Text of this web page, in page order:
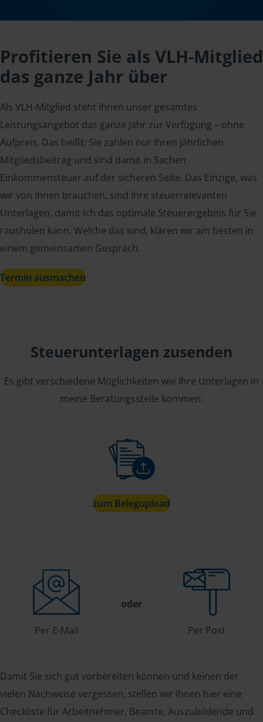
Profitieren Sie als VLH-Mitglied
das ganze Jahr über
Als VLH-Mitglied steht Ihnen unser gesamtes
Leistungsangebot das ganze Jahr zur Verfügung – ohne
Aufpreis. Das heißt: Sie zahlen nur Ihren jährlichen
Mitgliedsbeitrag und sind damit in Sachen
Einkommensteuer auf der sicheren Seite. Das Einzige, was
wir von Ihnen brauchen, sind Ihre steuerrelevanten
Unterlagen, damit ich das optimale Steuerergebnis für Sie
rausholen kann. Welche das sind, klären wir am besten in
einem gemeinsamen Gespräch.
Termin ausmachen
Steuerunterlagen zusenden
Es gibt verschiedene Möglichkeiten wie Ihre Unterlagen in
meine Beratungsstelle kommen:
zum Belegupload
Per E-Mail
oder
Per Post
Damit Sie sich gut vorbereiten können und keinen der
vielen Nachweise vergessen, stellen wir Ihnen hier eine
Checkliste für Arbeitnehmer, Beamte, Auszubildende und